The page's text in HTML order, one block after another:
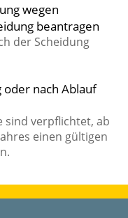
wegen
beantragen
der Scheidung
nach Ablauf
sind verpflichtet, ab
einen gültigen